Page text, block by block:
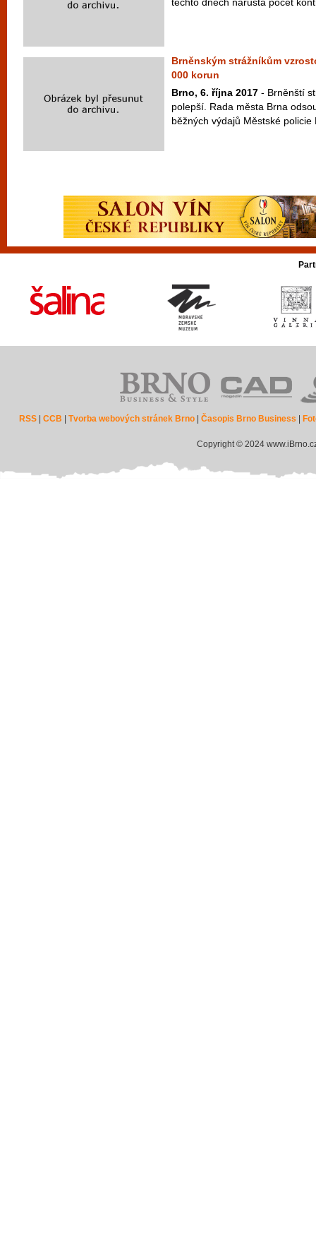
Brněnským strážníkům
000 korun
Brno, 6. října 2017 - Brněnští
polepší. Rada města Brna
běžných výdajů Městské policie
RSS |CCB |Tvorba webových stránek Brno |Časopis Brno Business
Copyright © 2024